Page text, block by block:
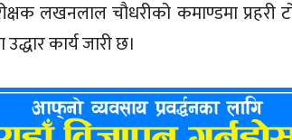
लखनलाल चौधरीको कमाण्डमा
कार्य जारी छ।